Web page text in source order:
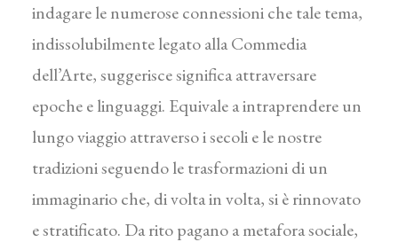
indagare le numerose connessioni che tale tema,
indissolubilmente legato alla Commedia
dell’Arte, suggerisce significa attraversare
epoche e linguaggi. Equivale a intraprendere un
lungo viaggio attraverso i secoli e le nostre
tradizioni seguendo le trasformazioni di un
immaginario che, di volta in volta, si è rinnovato
e stratificato. Da rito pagano a metafora sociale,